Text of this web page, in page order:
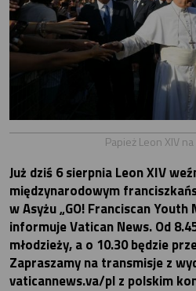
Papież Leon XIV
Już dziś 6 sierpnia Leon XIV
międzynarodowym
w Asyżu „GO! Franciscan
informuje Vatican News. Od
młodzieży, a o 10.30 będzie
Zapraszamy na transmisje z
vaticannews.va/pl z polskim